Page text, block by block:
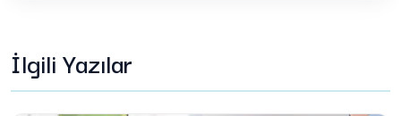
İlgili Yazılar